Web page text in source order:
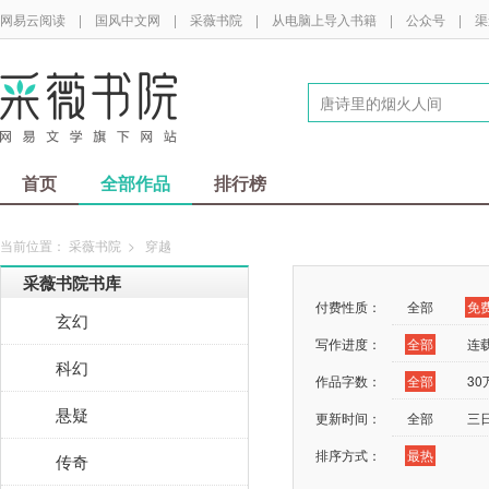
网易云阅读 | 国风中文网 | 采薇书院 | 从电脑上导入书籍 | 公众号 |
首页 全部作品 排行榜
当前位置： 采薇书院 > 穿越
采薇书院书库
玄幻
科幻
悬疑
传奇
付费性质： 全部
免
写作进度：
全部
连
作品字数：
全部
30
更新时间：
全部
三
排序方式：
最热